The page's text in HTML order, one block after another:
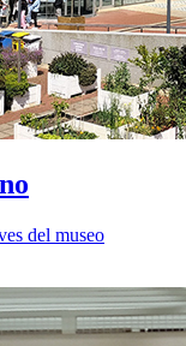
del museo